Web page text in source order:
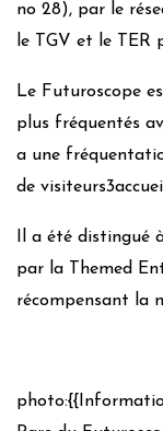
no 28), par le
le TGV et le TER
Le Futuroscope
plus fréquentés
a une
de
Il a été distingué
par la Themed
récompensant la